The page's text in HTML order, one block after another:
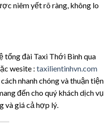
niêm yết rõ ràng, không lo
tổng đài Taxi Thới Bình qua
wesite : taxilientinhvn.com
nhanh chóng và thuận tiện
đến cho quý khách dịch vụ
và giá cả hợp lý.